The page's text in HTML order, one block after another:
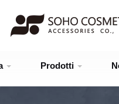
Prodotti